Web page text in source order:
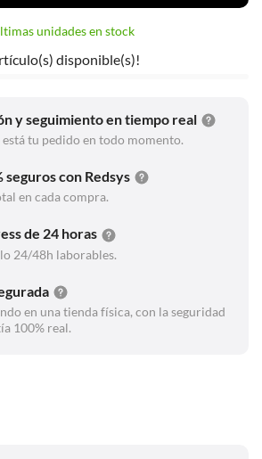
unidades en stock
disponible(s)!
y seguimiento en tiempo real
está tu pedido en todo momento.
seguros con Redsys
en cada compra.
de 24 horas
24/48h laborables.
en una tienda física, con la seguridad
100% real.